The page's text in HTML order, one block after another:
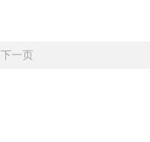
下一页